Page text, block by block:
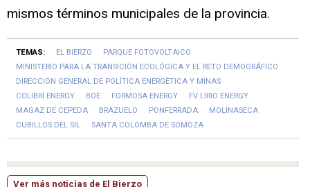
mismos términos municipales de la provincia.
TEMAS: EL BIERZO
PARQUE FOTOVOLTAICO
MINISTERIO PARA LA TRANSICIÓN ECOLÓGICA Y EL RETO DEMOGRÁFICO
DIRECCIÓN GENERAL DE POLÍTICA ENERGÉTICA Y MINAS
COLIBRÍ ENERGY
BOE FORMOSA ENERGY
FV LIRIO ENERGY
MAGAZ DE CEPEDA
BRAZUELO PONFERRADA
MOLINASECA
CUBILLOS DEL SIL
SANTA COLOMBA DE SOMOZA
Ver más noticias de El Bierzo